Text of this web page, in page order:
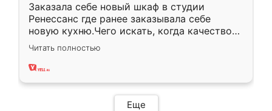
Заказала себе новый шкаф в студии
Ренессанс где ранее заказывала себе
новую кухню.Чего искать, когда качеством
вполне довольна. Служит кухня уже почти
два года, нареканий нет.
Читать полностью
Еще